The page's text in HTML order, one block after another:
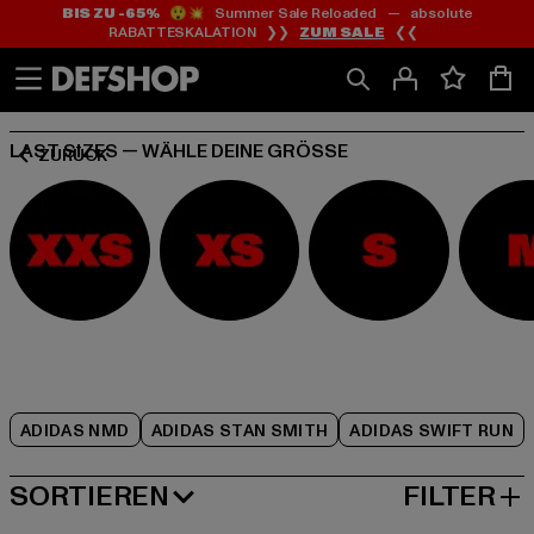
Zum
Inhalt
springen
Zum
Fußzeile
springen
BIS ZU -65%😲💥 Summer Sale Reloaded — absolute
RABATTESKALATION ❯❯ ZUM SALE ❮❮
ZURÜCK
LAST SIZES — WÄHLE DEINE GRÖSSE
ADIDAS NMD ADIDAS STAN SMITH ADIDAS SWIFT RUN
Zum
Produktraster
springen
SORTIEREN
BELIEBTESTE FILTER